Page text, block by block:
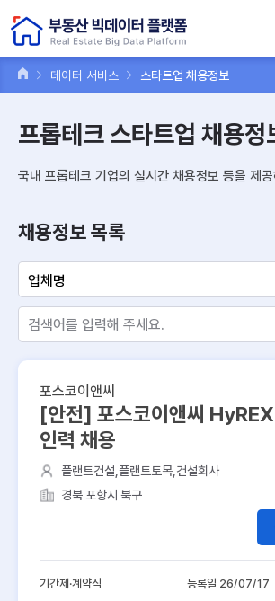
데이터 서비스 스타트업 채용정보
프롭테크 스타트업 채용정
국내 프롭테크 기업의 실시간 채용정보 등을 제
채용정보 목록
포스코이앤씨
[안전] 포스코이앤씨
인력 채용
플랜트건설,플랜트토목,건설회사
경북 포항시 북구
기간제·계약직 등록일 26/07/17